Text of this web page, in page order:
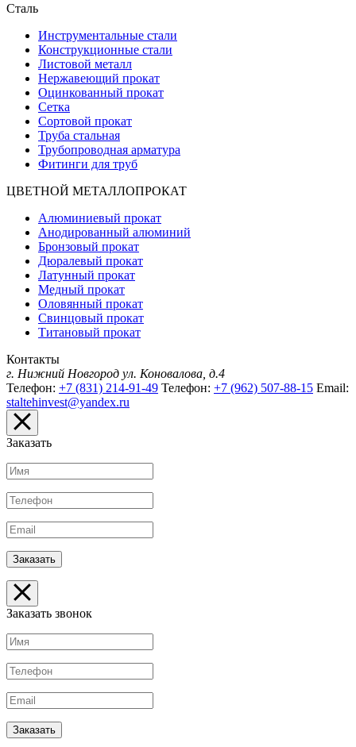
Сталь
Инструментальные стали
Конструкционные стали
Листовой металл
Нержавеющий прокат
Оцинкованный прокат
Сетка
Сортовой прокат
Труба стальная
Трубопроводная арматура
Фитинги для труб
ЦВЕТНОЙ МЕТАЛЛОПРОКАТ
Алюминиевый прокат
Анодированный алюминий
Бронзовый прокат
Дюралевый прокат
Латунный прокат
Медный прокат
Оловянный прокат
Свинцовый прокат
Титановый прокат
Контакты
г. Нижний Новгород ул. Коновалова, д.4
Телефон: +7 (831) 214-91-49 Телефон: +7 (962) 507-88-15 Email:
staltehinvest@yandex.ru
Заказать
Заказать звонок